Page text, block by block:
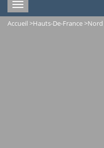
Toggle
navigation
Accueil >Hauts-De-France>Nord